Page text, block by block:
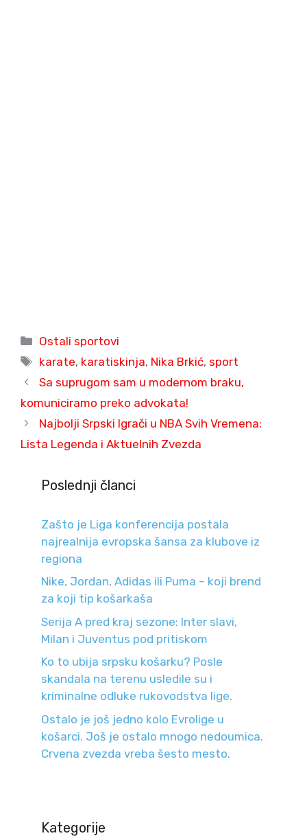
Categories
Ostali sportovi
Tags
karate, karatiskinja, Nika Brkić, sport
Sa suprugom sam u modernom braku,
komuniciramo preko advokata!
Najbolji Srpski Igrači u NBA Svih Vremena:
Lista Legenda i Aktuelnih Zvezda
Poslednji članci
Zašto je Liga konferencija postala
najrealnija evropska šansa za klubove iz
regiona
Nike, Jordan, Adidas ili Puma – koji brend
za koji tip košarkaša
Serija A pred kraj sezone: Inter slavi,
Milan i Juventus pod pritiskom
Ko to ubija srpsku košarku? Posle
skandala na terenu usledile su i
kriminalne odluke rukovodstva lige.
Ostalo je još jedno kolo Evrolige u
košarci. Još je ostalo mnogo nedoumica.
Crvena zvezda vreba šesto mesto.
Kategorije